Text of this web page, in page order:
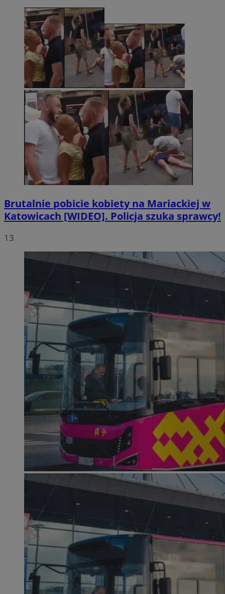
Brutalnie pobicie kobiety na Mariackiej w
Katowicach [WIDEO]. Policja szuka sprawcy!
13